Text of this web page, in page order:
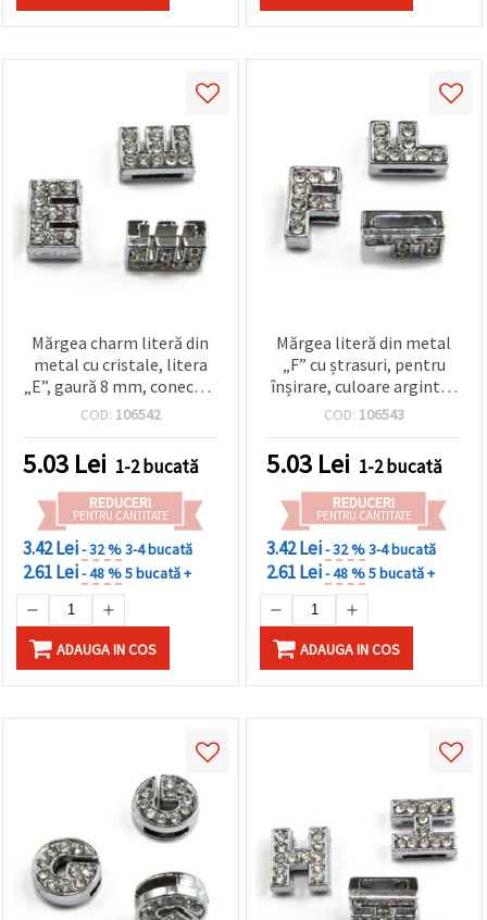
Mărgea charm literă din
metal cu cristale, litera
„E”, gaură 8 mm, conector
pentru înșirat bijuterii
COD: 106542
5.03 Lei 1-2 bucată
REDUCERI
PENTRU CANTITATE
3.42 Lei- 32 %3-4 bucată
2.61 Lei- 48 %5 bucată +
ADAUGA IN COS
Mărgea literă din metal
„F” cu ștrasuri, pentru
înșirare, culoare argintie,
orificiu 8 mm
COD: 106543
5.03 Lei 1-2 bucată
REDUCERI
PENTRU CANTITATE
3.42 Lei- 32 %3-4 bucată
2.61 Lei- 48 %5 bucată +
ADAUGA IN COS